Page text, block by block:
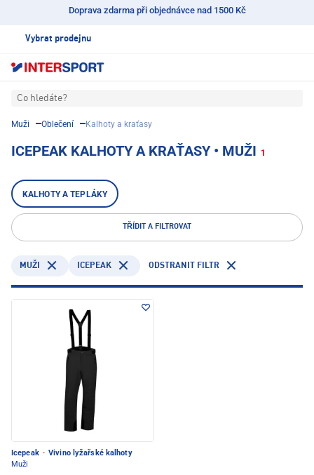
Doprava zdarma při objednávce nad 1500 Kč
Vybrat prodejnu
Co hledáte?
Muži Oblečení Kalhoty a kraťasy
ICEPEAK KALHOTY A KRAŤASY • MUŽI 1
KALHOTY A TEPLÁKY
TŘÍDIT A FILTROVAT
MUŽI ICEPEAK ODSTRANIT FILTR
Icepeak · Vivino lyžařské kalhoty
Muži